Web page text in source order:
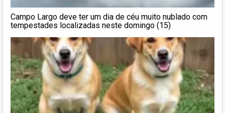
Campo Largo deve ter um dia de céu muito nublado com
tempestades localizadas neste domingo (15)